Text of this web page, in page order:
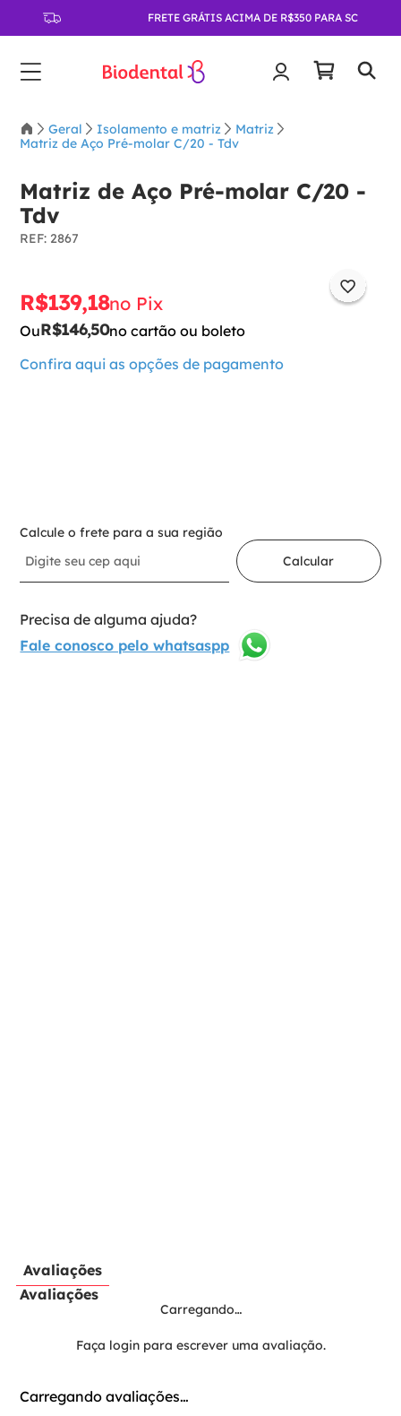
FRETE GRÁTIS ACIMA DE R$350 PARA SC
Geral Isolamento e matriz
Matriz
Matriz de Aço Pré-molar C/20 - Tdv
Matriz de Aço Pré-molar C/20 -
Tdv
: 2867
R$139,18no Pix
OuR$146,50no cartão ou boleto
Confira aqui as opções de pagamento
Calcule o frete para a sua região
Calcular
Precisa de alguma ajuda?
Fale conosco pelo whatsaspp
Avaliações
Avaliações
Carregando…
Faça login para escrever uma avaliação.
Carregando avaliações…